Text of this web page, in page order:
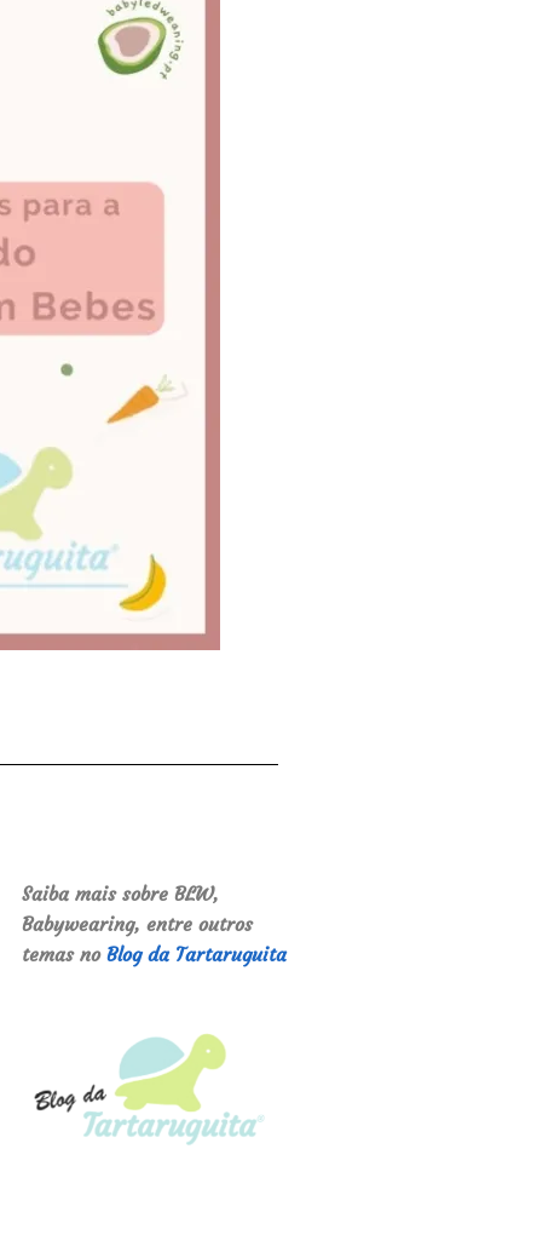
Saiba mais sobre BLW,
Babywearing, entre outros
temas no Blog da Tartaruguita